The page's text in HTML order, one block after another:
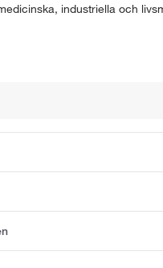
industriella och